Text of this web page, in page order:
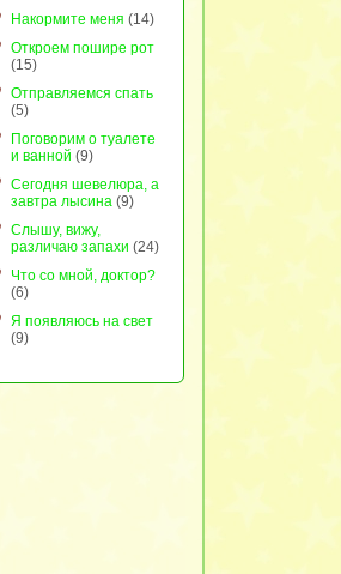
Накормите меня (14)
Откроем пошире рот
(15)
Отправляемся спать
(5)
Поговорим о туалете
и ванной (9)
Сегодня шевелюра, а
завтра лысина(9)
Слышу, вижу,
различаю запахи (24)
Что со мной, доктор?
(6)
Я появляюсь на свет
(9)